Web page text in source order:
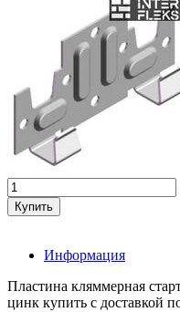
Информация
Пластина кляммерная
цинк купить с доставкой